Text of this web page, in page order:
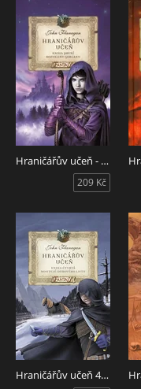
tolik toužil, zjistí, že
důležitý jako slavný
nebezpečnou výpravu
tvory, kteří se chystají
hraničářské zbraně
Hraničářův učeň - Rozvaliny Gorlanu
209 Kč
Hraničářův učeň 4 - Nositelé dubového listu